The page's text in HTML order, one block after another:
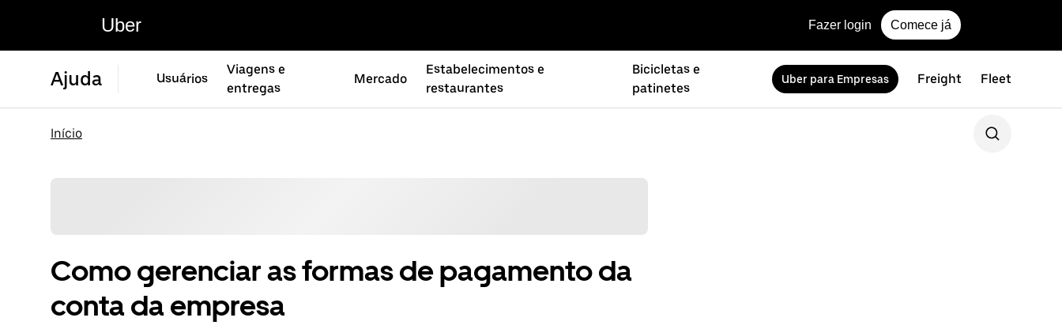
Uber Fazer login Comece já
Ajuda Usuários
Viagens e
entregas
Mercado
Estabelecimentos e
restaurantes
Bicicletas e
patinetes
Uber para Empresas Freight Fleet
Início
Como gerenciar as formas de pagamento da
conta da empresa